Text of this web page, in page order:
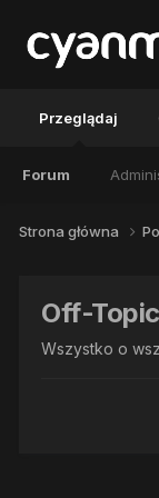
Przeglądaj
Forum
Strona główna
Off-Topic
Wszystko o